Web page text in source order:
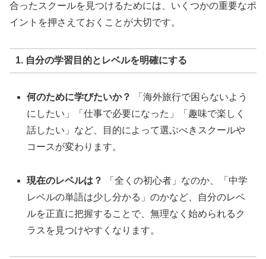
合ったスクールを見つけるためには、いくつかの重要なポ
イントを押さえておくことが大切です。
1. 自分の学習目的とレベルを明確にする
何のために学びたいか？
「海外旅行で困らないよう
にしたい」「仕事で必要になった」「趣味で楽しく
話したい」など、目的によって選ぶべきスクールや
コースが変わります。
現在のレベルは？
「全くの初心者」なのか、「中学
レベルの単語は少し分かる」のかなど、自分のレベ
ルを正直に把握することで、無理なく始められるク
ラスを見つけやすくなります。